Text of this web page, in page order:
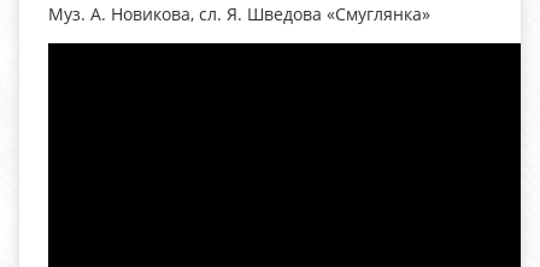
Муз. А. Новикова, сл. Я. Шведова «Смуглянка»